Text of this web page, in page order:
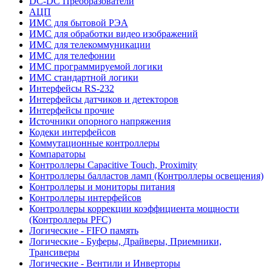
АЦП
ИМС для бытовой РЭА
ИМС для обработки видео изображений
ИМС для телекоммуникации
ИМС для телефонии
ИМС программируемой логики
ИМС стандартной логики
Интерфейсы RS-232
Интерфейсы датчиков и детекторов
Интерфейсы прочие
Источники опорного напряжения
Кодеки интерфейсов
Коммутационные контроллеры
Компараторы
Контроллеры Capacitive Touch, Proximity
Контроллеры балластов ламп (Контроллеры освещения)
Контроллеры и мониторы питания
Контроллеры интерфейсов
Контроллеры коррекции коэффициента мощности
(Контроллеры PFC)
Логические - FIFO память
Логические - Буферы, Драйверы, Приемники,
Трансиверы
Логические - Вентили и Инверторы